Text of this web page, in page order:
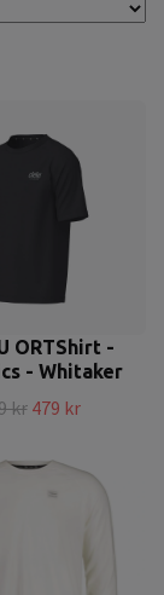
ORTShirt -
- Whitaker
kr 479 kr